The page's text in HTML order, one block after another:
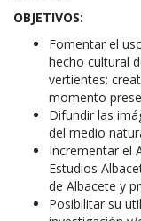
OBJETIVOS:
Fomentar el
hecho cultural
vertientes:
momento
Difundir las
del medio
Incrementar el
Estudios
de Albacete y
Posibilitar su